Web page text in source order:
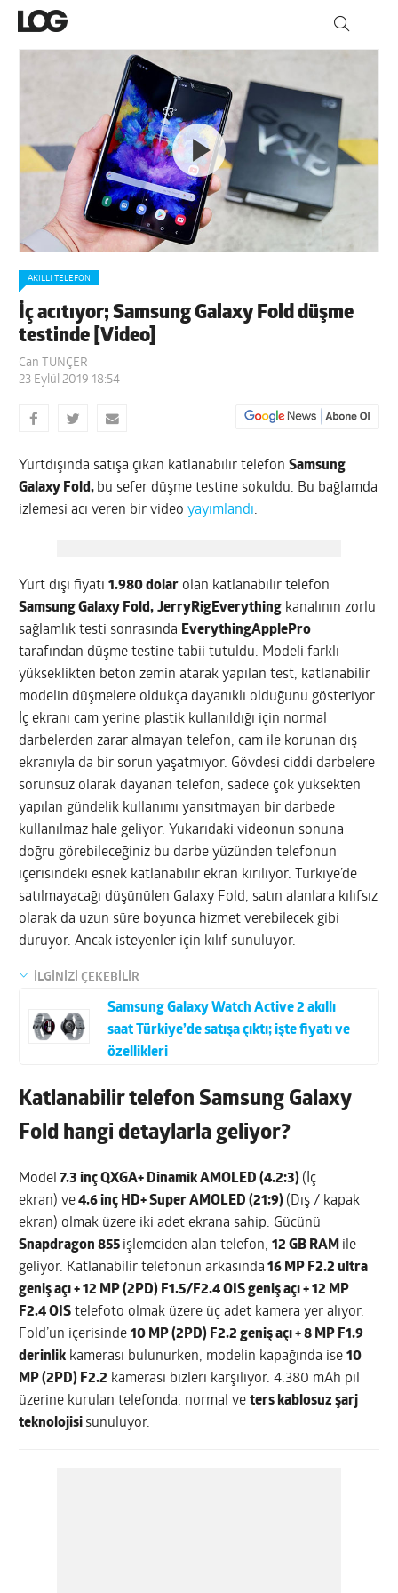
AKILLI TELEFON
İç acıtıyor; Samsung Galaxy Fold düşme
testinde [Video]
Can TUNÇER
23 Eylül 2019 18:54
Yurtdışında satışa çıkan katlanabilir telefonSamsung
Galaxy Fold, bu sefer düşme testine sokuldu. Bu bağlamda
izlemesi acı veren bir videoyayımlandı.
Yurt dışı fiyatı1.980 dolar olan katlanabilir telefon
Samsung Galaxy Fold, JerryRigEverything kanalının zorlu
sağlamlık testi sonrasında EverythingApplePro
tarafından düşme testine tabii tutuldu. Modeli farklı
yükseklikten beton zemin atarak yapılan test, katlanabilir
modelin düşmelere oldukça dayanıklı olduğunu gösteriyor.
İç ekranı cam yerine plastik kullanıldığı için normal
darbelerden zarar almayan telefon, cam ile korunan dış
ekranıyla da bir sorun yaşatmıyor. Gövdesi ciddi darbelere
sorunsuz olarak dayanan telefon, sadece çok yüksekten
yapılan gündelik kullanımı yansıtmayan bir darbede
kullanılmaz hale geliyor. Yukarıdaki videonun sonuna
doğru görebileceğiniz bu darbe yüzünden telefonun
içerisindeki esnek katlanabilir ekran kırılıyor. Türkiye’de
satılmayacağı düşünülen Galaxy Fold, satın alanlara kılıfsız
olarak da uzun süre boyunca hizmet verebilecek gibi
duruyor. Ancak isteyenler için kılıf sunuluyor.
İLGİNİZİ ÇEKEBİLİR
Samsung Galaxy Watch Active 2 akıllı
saat Türkiye’de satışa çıktı; işte fiyatı ve
özellikleri
Katlanabilir telefon Samsung Galaxy
Fold hangi detaylarla geliyor?
Model 7.3 inç QXGA+ Dinamik AMOLED (4.2:3) (İç
ekran) ve4.6 inç HD+ Super AMOLED (21:9) (Dış / kapak
ekran) olmak üzere iki adet ekrana sahip. Gücünü
Snapdragon 855 işlemciden alan telefon,12 GB RAM ile
geliyor. Katlanabilir telefonun arkasında 16 MP F2.2 ultra
geniş açı + 12 MP (2PD) F1.5/F2.4 OIS geniş açı + 12 MP
F2.4 OIS telefoto olmak üzere üç adet kamera yer alıyor.
Fold’un içerisinde10 MP (2PD) F2.2 geniş açı + 8 MP F1.9
derinlik kamerası bulunurken, modelin kapağında ise10
MP (2PD) F2.2 kamerası bizleri karşılıyor. 4.380 mAh pil
üzerine kurulan telefonda, normal veters kablosuz şarj
teknolojisi sunuluyor.